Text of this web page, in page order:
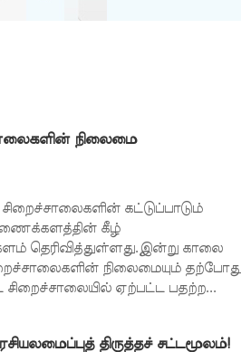
நளிந்த ஜயதிஸ்ஸ!
நிலைமை
கட்டுப்பாடும்
கீழ்
தெரிவித்துள்ளது.இன்று காலை
நிலைமையும் தற்போது
சிறைச்சாலையில் ஏற்பட்ட பதற்ற...
திருத்தச் சட்டமூலம்!